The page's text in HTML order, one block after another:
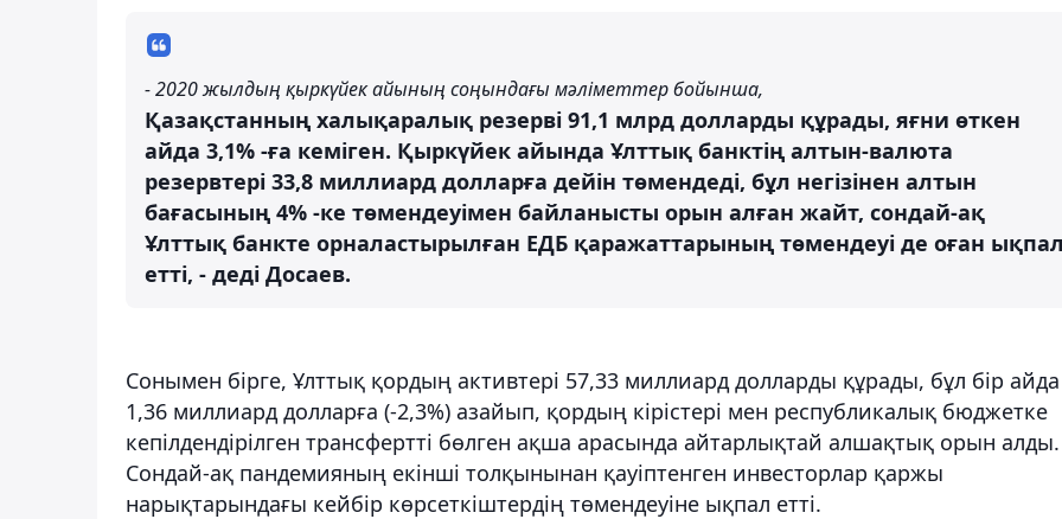
- 2020 жылдың қыркүйек айының соңындағы мәліметтер бойынша,
Қазақстанның халықаралық резерві 91,1 млрд долларды құрады, яғни өткен
айда 3,1% -ға кеміген. Қыркүйек айында Ұлттық банктің алтын-валюта
резервтері 33,8 миллиард долларға дейін төмендеді, бұл негізінен алтын
бағасының 4% -ке төмендеуімен байланысты орын алған жайт, сондай-ақ
Ұлттық банкте орналастырылған ЕДБ қаражаттарының төмендеуі де оған
етті, - деді Досаев.
Сонымен бірге, Ұлттық қордың активтері 57,33 миллиард долларды құрады, бұл бір айда
1,36 миллиард долларға (-2,3%) азайып, қордың кірістері мен республикалық бюджетке
кепілдендірілген трансфертті бөлген ақша арасында айтарлықтай алшақтық орын алды.
Сондай-ақ пандемияның екінші толқынынан қауіптенген инвесторлар қаржы
нарықтарындағы кейбір көрсеткіштердің төмендеуіне ықпал етті.